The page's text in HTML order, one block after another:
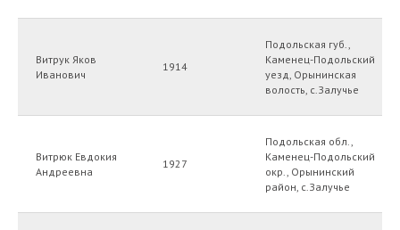
Витрук Яков
Иванович
1914
Подольская губ.,
Каменец-Подольский
уезд, Орынинская
волость, с.Залучье
Витрюк Евдокия
Андреевна
1927
Подольская обл.,
Каменец-Подольский
окр., Орынинский
район, с.Залучье